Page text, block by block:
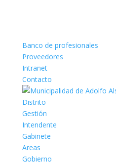
Banco de profesionales
Proveedores
Intranet
Contacto
Distrito
Gestión
Intendente
Gabinete
Areas
Gobierno